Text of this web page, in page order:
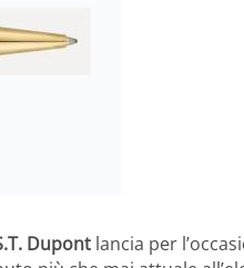
Dupont lancia per